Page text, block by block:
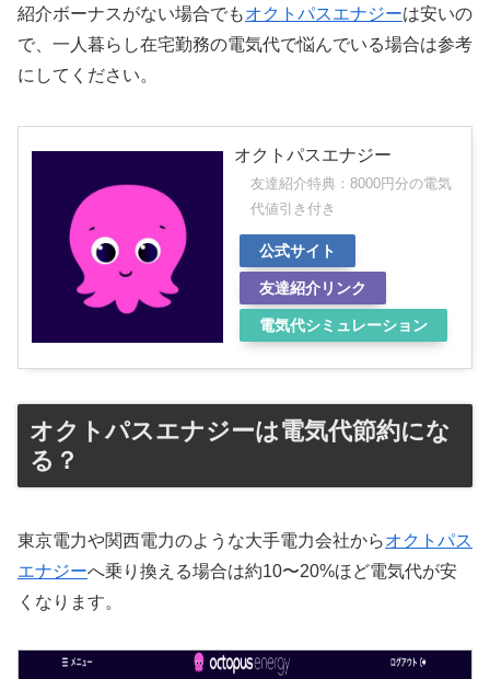
紹介ボーナスがない場合でもオクトパスエナジーは安いの
で、一人暮らし在宅勤務の電気代で悩んでいる場合は参考
にしてください。
オクトパスエナジー
友達紹介特典：8000円分の電気
代値引き付き
公式サイト
友達紹介リンク
電気代シミュレーション
オクトパスエナジーは電気代節約にな
る？
東京電力や関西電力のような大手電力会社からオクトパス
エナジーへ乗り換える場合は約10〜20%ほど電気代が安
くなります。